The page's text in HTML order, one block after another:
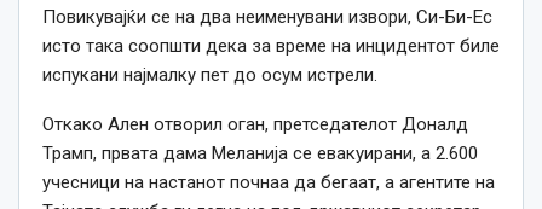
Повикувајќи се на два неименувани извори, Си-Би-Ес
исто така соопшти дека за време на инцидентот биле
испукани најмалку пет до осум истрели.
Откако Ален отворил оган, претседателот Доналд
Трамп, првата дама Меланија се евакуирани, а 2.600
учесници на настанот почнаа да бегаат, а агентите на